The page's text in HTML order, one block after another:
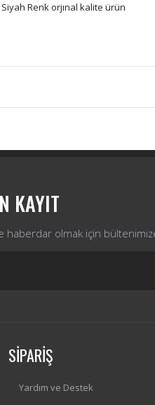
Renk orjınal kalite ürün
KAYIT
haberdar olmak için
SİPARİŞ
Yardım ve Destek